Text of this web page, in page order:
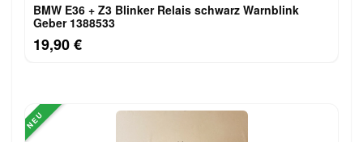
BMW E36 + Z3 Blinker Relais schwarz Warnblink
Geber 1388533
19,90 €
NEU